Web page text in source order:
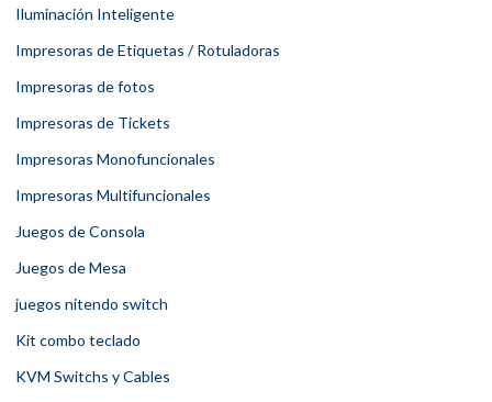
Iluminación Inteligente
Impresoras de Etiquetas / Rotuladoras
Impresoras de fotos
Impresoras de Tickets
Impresoras Monofuncionales
Impresoras Multifuncionales
Juegos de Consola
Juegos de Mesa
juegos nitendo switch
Kit combo teclado
KVM Switchs y Cables